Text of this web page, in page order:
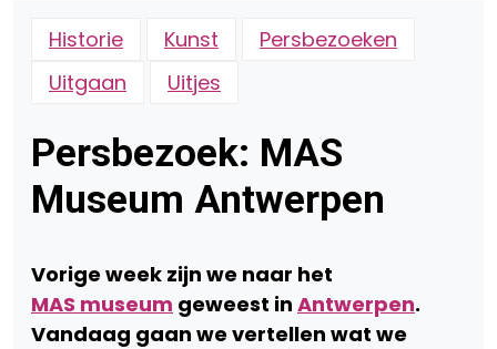
Historie Kunst
Persbezoeken
Uitgaan
Uitjes
Persbezoek: MAS
Museum Antwerpen
Vorige week zijn we naar het
MAS museum geweest in Antwerpen.
Vandaag gaan we vertellen wat we